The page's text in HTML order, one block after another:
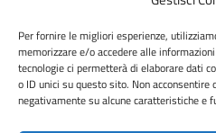
Per fornire le migliori esperienze,
memorizzare e/o accedere alle
tecnologie ci permetterà di elaborare dati
o ID unici su questo sito. Non
negativamente su alcune caratteristiche e
CONTATTI
Confederazione Calcistica Italiana
Via Bartolomeo Gosio 106 -